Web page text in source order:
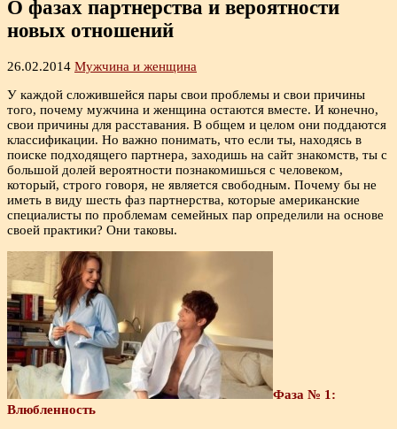
О фазах партнерства и вероятности
новых отношений
26.02.2014 Мужчина и женщина
У каждой сложившейся пары свои проблемы и свои причины
того, почему мужчина и женщина остаются вместе. И конечно,
свои причины для расставания. В общем и целом они поддаются
классификации. Но важно понимать, что если ты, находясь в
поиске подходящего партнера, заходишь на сайт знакомств, ты с
большой долей вероятности познакомишься с человеком,
который, строго говоря, не является свободным. Почему бы не
иметь в виду шесть фаз партнерства, которые американские
специалисты по проблемам семейных пар определили на основе
своей практики? Они таковы.
Фаза № 1:
Влюбленность